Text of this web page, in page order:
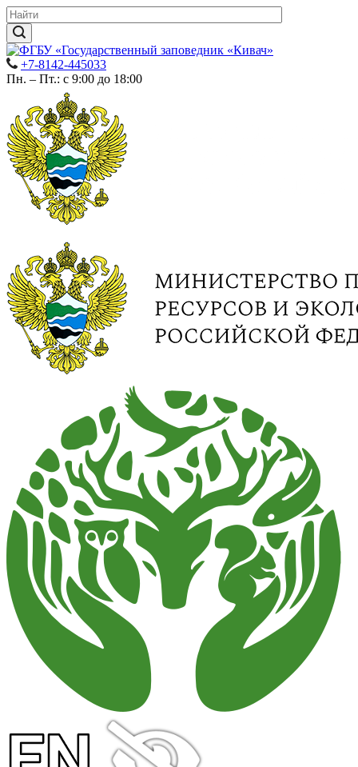
+7-8142-445033
Пн. – Пт.: с 9:00 до 18:00